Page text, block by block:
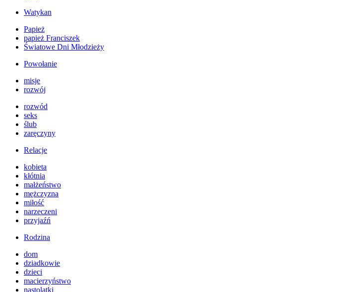
Watykan
Papież
papież Franciszek
Światowe Dni Młodzieży
Powołanie
misje
rozwój
rozwód
seks
ślub
zaręczyny
Relacje
kobieta
kłótnia
małżeństwo
mężczyzna
miłość
narzeczeni
przyjaźń
Rodzina
dom
dziadkowie
dzieci
macierzyństwo
nastolatki